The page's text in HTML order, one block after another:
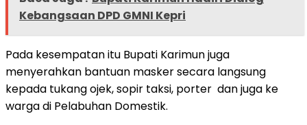
Kebangsaan DPD GMNI Kepri
Pada kesempatan itu Bupati Karimun juga
menyerahkan bantuan masker secara langsung
kepada tukang ojek, sopir taksi, porter dan juga ke
warga di Pelabuhan Domestik.